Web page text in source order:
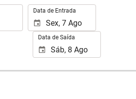
Data de Entrada
Data de Saída